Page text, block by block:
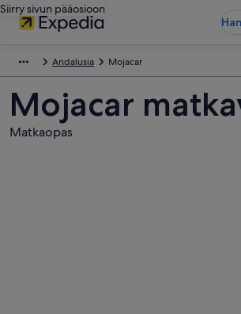
Siirry sivun pääosioon
Andalusia Mojacar
Mojacar
Matkaopas